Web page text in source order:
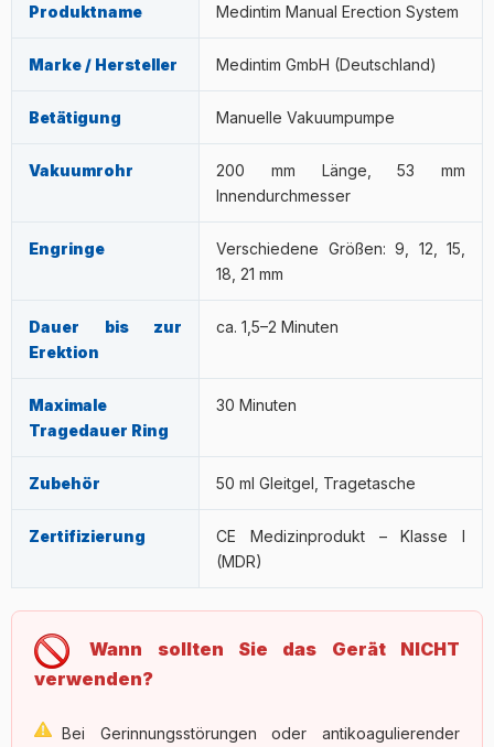
Punkt).
Produktname Medintim Manual Erection System
Marke / Hersteller Medintim GmbH (Deutschland)
Betätigung Manuelle Vakuumpumpe
Vakuumrohr
200 mm Länge, 53 mm
Innendurchmesser
Engringe
Verschiedene Größen: 9, 12, 15,
18, 21 mm
Dauer bis zur
Erektion
ca. 1,5–2 Minuten
Maximale
Tragedauer Ring
30 Minuten
Zubehör 50 ml Gleitgel, Tragetasche
Zertifizierung
CE Medizinprodukt – Klasse I
(MDR)
Wann sollten Sie das Gerät NICHT
verwenden?
Bei Gerinnungsstörungen oder antikoagulierender